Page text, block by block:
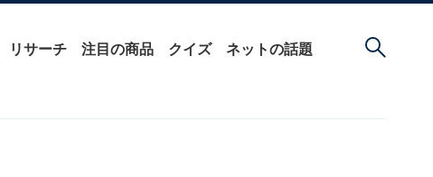
リサーチ 注目の商品 クイズ ネットの話題